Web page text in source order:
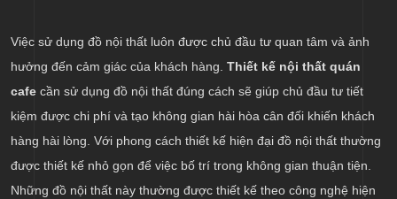
Việc sử dụng đồ nội thất luôn được chủ đầu tư quan tâm và ảnh
hưởng đến cảm giác của khách hàng. Thiết kế nội thất quán
cafe cần sử dụng đồ nội thất đúng cách sẽ giúp chủ đầu tư tiết
kiệm được chi phí và tạo không gian hài hòa cân đối khiến khách
hàng hài lòng. Với phong cách thiết kế hiện đại đồ nội thất thường
được thiết kế nhỏ gọn để việc bố trí trong không gian thuận tiện.
Những đồ nội thất này thường được thiết kế theo công nghệ hiện